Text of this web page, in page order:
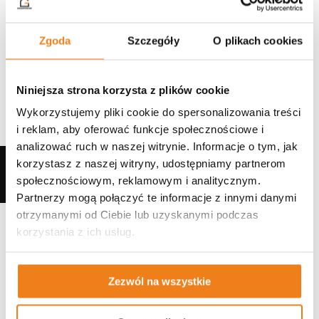
Zgoda Szczegóły O plikach cookies
Niniejsza strona korzysta z plików cookie
Wykorzystujemy pliki cookie do spersonalizowania treści
i reklam, aby oferować funkcje społecznościowe i
analizować ruch w naszej witrynie. Informacje o tym, jak
korzystasz z naszej witryny, udostępniamy partnerom
społecznościowym, reklamowym i analitycznym.
Partnerzy mogą połączyć te informacje z innymi danymi
otrzymanymi od Ciebie lub uzyskanymi podczas
korzystania z ich usług.
Zezwól na wszystkie
Stabilizujący kołnierz
elewacyjny uniwersalny
BRYZA
Uchwyt obejmy rury
spustowej do płyt
warstwowych uniwersalny